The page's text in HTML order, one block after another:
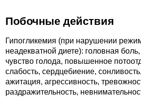
Побочные действия
Гипогликемия (при нарушении
неадекватной диете): головная боль,
чувство голода, повышенное
слабость, сердцебиение,
ажитация, агрессивность,
раздражительность,